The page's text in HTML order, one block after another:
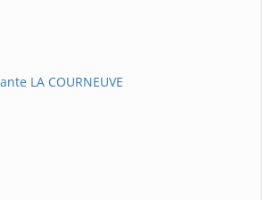
LA COURNEUVE